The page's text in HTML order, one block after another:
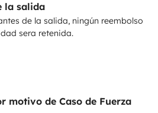
la salida
de la salida, ningún reembolso
sera retenida.
motivo de Caso de Fuerza